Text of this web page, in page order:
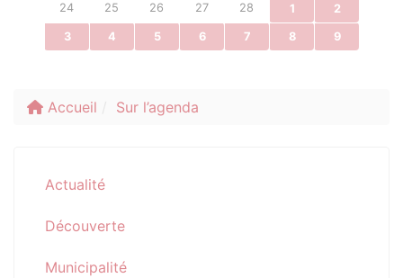
24
25 26 27 28 1 2
3 4 5 6 7 8 9
Accueil Sur l’agenda
Actualité
Découverte
Municipalité